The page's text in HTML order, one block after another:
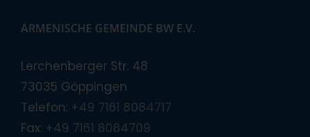
ARMENISCHE GEMEINDE BW E.V.
Lerchenberger Str. 48
73035 Göppingen
Telefon: +49 7161 8084717
Fax: +49 7161 8084709